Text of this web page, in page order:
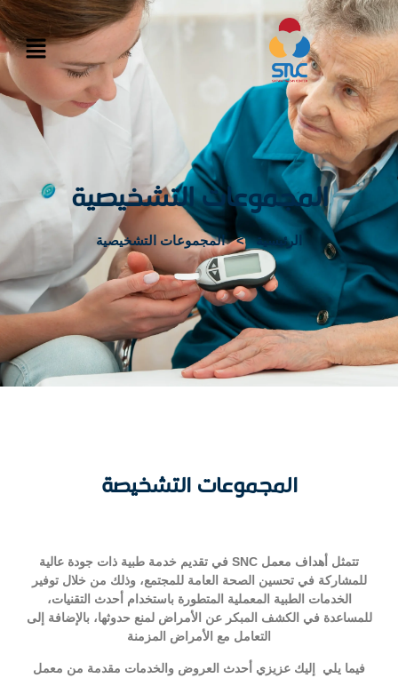
المجموعات التشخيصية
الرئيسية > المجموعات التشخيصية
المجموعات التشخيصة
تتمثل أهداف معمل SNC في تقديم خدمة طبية ذات جودة عالية
للمشاركة في تحسين الصحة العامة للمجتمع، وذلك من خلال توفير
الخدمات الطبية المعملية المتطورة باستخدام أحدث التقنيات،
للمساعدة في الكشف المبكر عن الأمراض لمنع حدوثها، بالإضافة إلى
التعامل مع الأمراض المزمنة
فيما يلي إليك عزيزي أحدث العروض والخدمات مقدمة من معمل